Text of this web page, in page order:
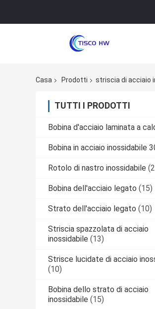
Casa Prodotti striscia di acciaio
TUTTI I PRODOTTI
Bobina d'acciaio laminata a
Bobina in acciaio inossidabile
Rotolo di nastro inossidabile
Bobina dell'acciaio legato (15)
Strato dell'acciaio legato (10)
Striscia spazzolata di acciaio
inossidabile (13)
Strisce lucidate di acciaio
(10)
Bobina dello strato di acciaio
inossidabile (15)